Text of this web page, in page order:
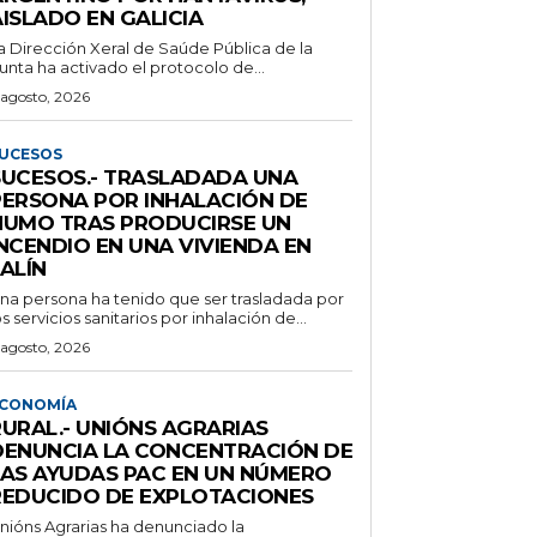
EN GALICIA
Dirección Xeral de Saúde Pública de la
ha activado el protocolo de...
2026
TRASLADADA UNA
POR INHALACIÓN DE
TRAS PRODUCIRSE UN
EN UNA VIVIENDA EN
persona ha tenido que ser trasladada por
servicios sanitarios por inhalación de...
2026
UNIÓNS AGRARIAS
LA CONCENTRACIÓN DE
AYUDAS PAC EN UN NÚMERO
DE EXPLOTACIONES
Agrarias ha denunciado la